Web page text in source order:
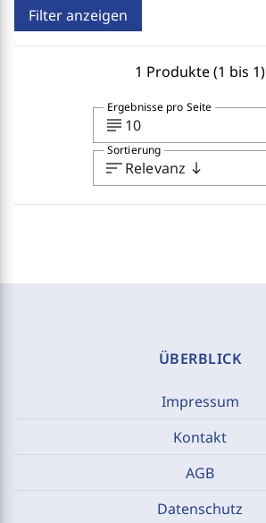
Filter anzeigen
1 Produkte (1 bis 1)
subject 10
Ergebnisse pro Seite
sortRelevanz south
Sortierung
ÜBERBLICK
Impressum
Kontakt
AGB
Datenschutz